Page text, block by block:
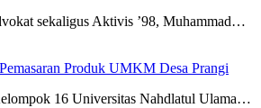
sekaligus Aktivis ’98, Muhammad…
Produk UMKM Desa Prangi
16 Universitas Nahdlatul Ulama…